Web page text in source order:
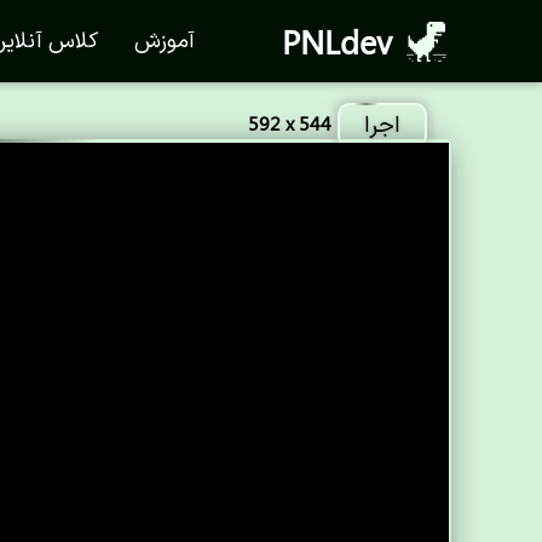
PNLdev آموزش کلاس
اجرا 592 x 544